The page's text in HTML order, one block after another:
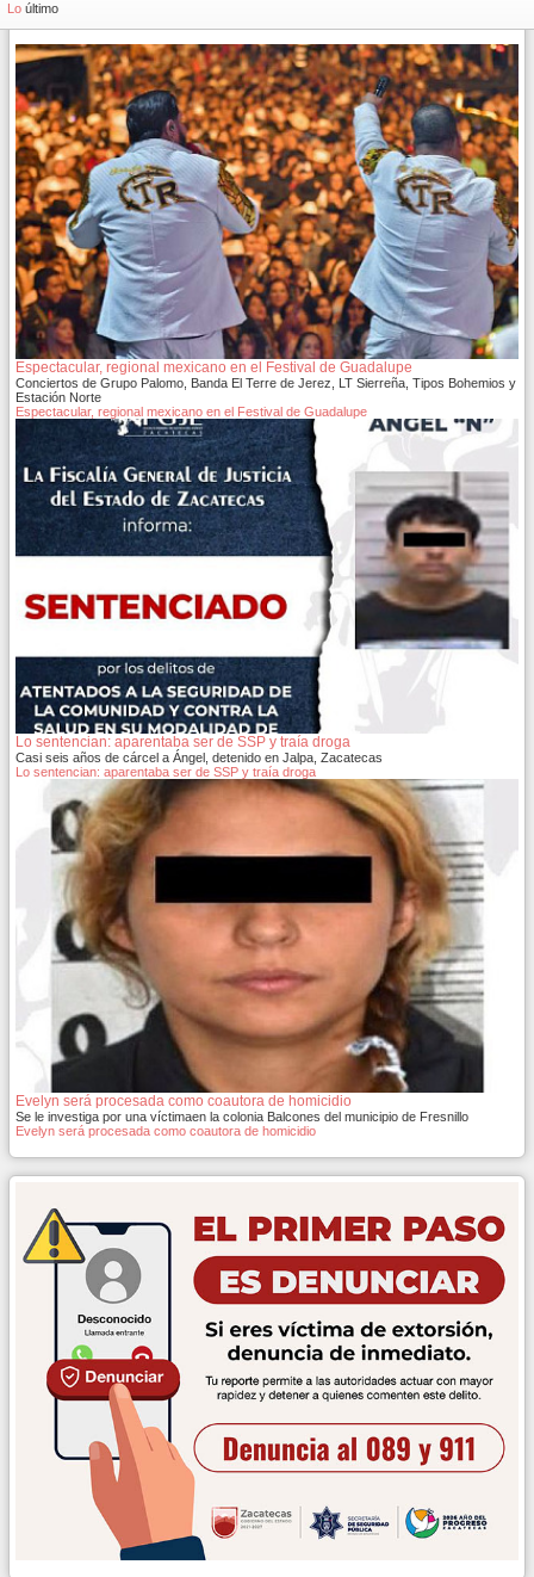
Lo último
Espectacular, regional mexicano en el Festival de Guadalupe
Conciertos de Grupo Palomo, Banda El Terre de Jerez, LT Sierreña, Tipos Bohemios y
Estación Norte
Espectacular, regional mexicano en el Festival de Guadalupe
Lo sentencian: aparentaba ser de SSP y traía droga
Casi seis años de cárcel a Ángel, detenido en Jalpa, Zacatecas
Lo sentencian: aparentaba ser de SSP y traía droga
Evelyn será procesada como coautora de homicidio
Se le investiga por una víctimaen la colonia Balcones del municipio de Fresnillo
Evelyn será procesada como coautora de homicidio